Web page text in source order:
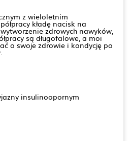
z wieloletnim
kładę nacisk na
zdrowych nawyków,
są długofalowe, a moi
o swoje zdrowie i kondycję po
insulinoopornym